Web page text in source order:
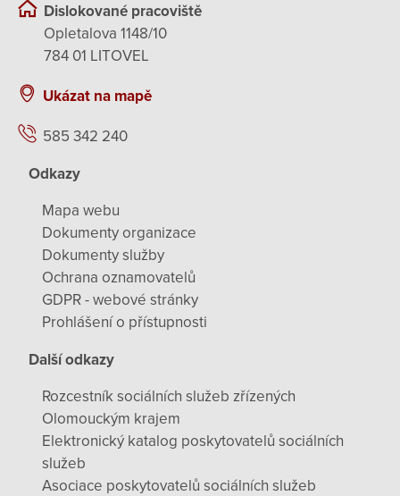
Dislokované pracoviště
Opletalova 1148/10
784 01 LITOVEL
Ukázat na mapě
585 342 240
Odkazy
Mapa webu
Dokumenty organizace
Dokumenty služby
Ochrana oznamovatelů
GDPR - webové stránky
Prohlášení o přístupnosti
Další odkazy
Rozcestník sociálních služeb zřízených
Olomouckým krajem
Elektronický katalog poskytovatelů sociálních
služeb
Asociace poskytovatelů sociálních služeb